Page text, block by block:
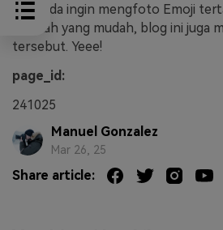
jika Anda ingin mengfoto Emoji
langkah yang mudah, blog ini juga
tersebut. Yeee!
page_id:
241025
Manuel Gonzalez
Mar 26, 25
Share article: